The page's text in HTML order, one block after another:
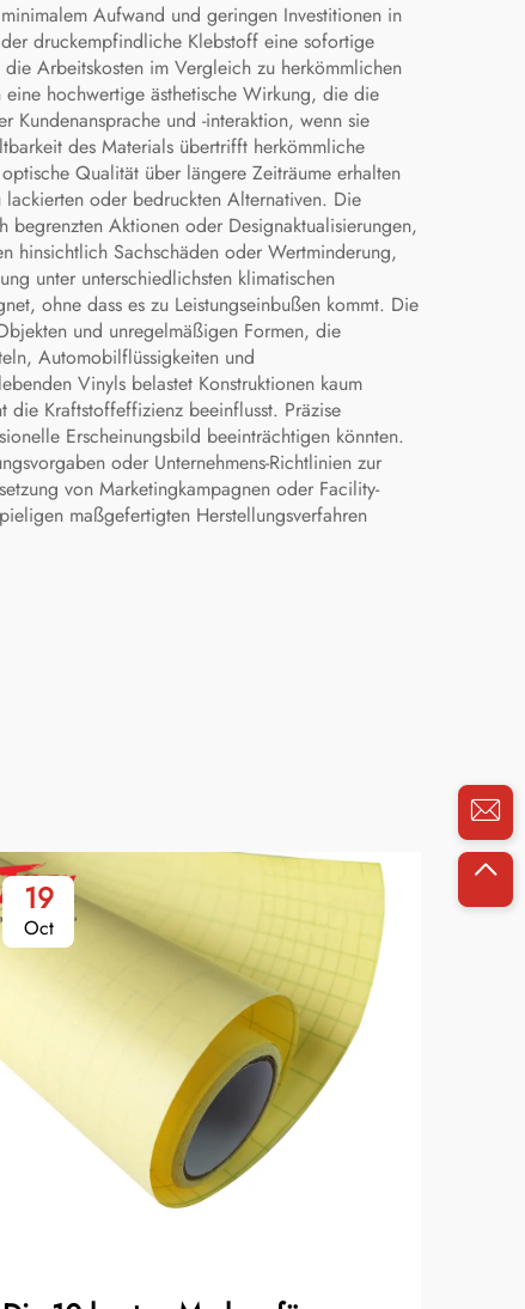
Aufwand und geringen Investitionen in
druckempfindliche Klebstoff eine sofortige
Arbeitskosten im Vergleich zu herkömmlichen
hochwertige ästhetische Wirkung, die die
Kundenansprache und -interaktion, wenn sie
des Materials übertrifft herkömmliche
Qualität über längere Zeiträume erhalten
oder bedruckten Alternativen. Die
Aktionen oder Designaktualisierungen,
hinsichtlich Sachschäden oder Wertminderung,
unter unterschiedlichsten klimatischen
ohne dass es zu Leistungseinbußen kommt. Die
und unregelmäßigen Formen, die
Automobilflüssigkeiten und
Vinyls belastet Konstruktionen kaum
Kraftstoffeffizienz beeinflusst. Präzise
Erscheinungsbild beeinträchtigen könnten.
oder Unternehmens-Richtlinien zur
von Marketingkampagnen oder Facility-
maßgefertigten Herstellungsverfahren
19
Oct